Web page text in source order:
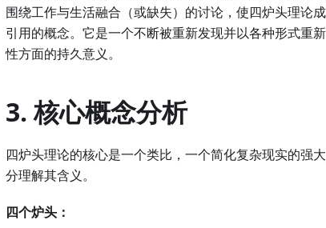
围绕工作与生活融合（或缺失）的讨论，使四炉头理论
引用的概念。它是一个不断被重新发现并以各种形式重
性方面的持久意义。
3. 核心概念分析
四炉头理论的核心是一个类比，一个简化复杂现实的强
分理解其含义。
四个炉头：